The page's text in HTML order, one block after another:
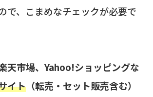
で、こまめなチェックが必要で
天市場、Yahoo!ショッピングな
イト （転売・セット販売含む）